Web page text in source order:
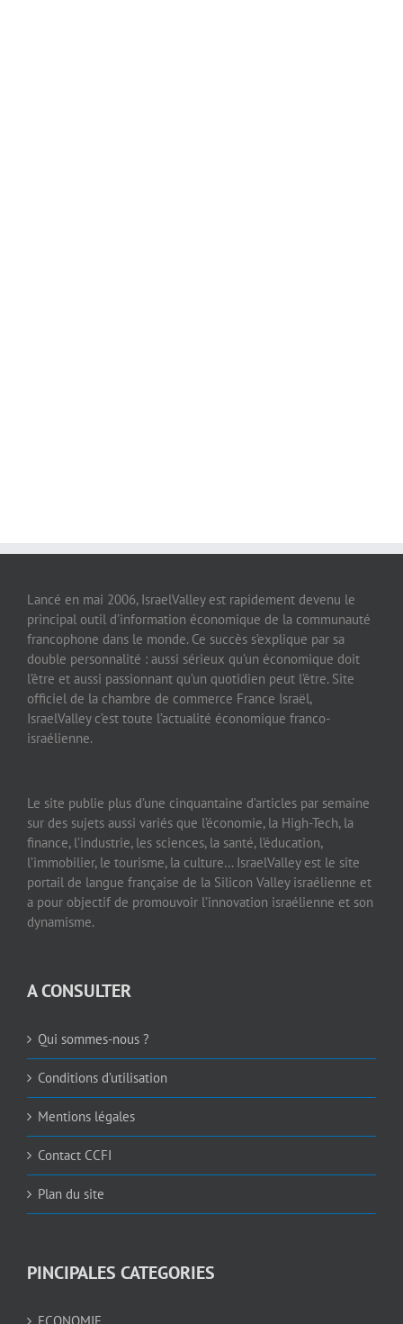
Lancé en mai 2006, IsraelValley est rapidement devenu le
principal outil d’information économique de la communauté
francophone dans le monde. Ce succès s’explique par sa
double personnalité : aussi sérieux qu’un économique doit
l’être et aussi passionnant qu’un quotidien peut l’être. Site
officiel de la chambre de commerce France Israël,
IsraelValley c’est toute l’actualité économique franco-
israélienne.
Le site publie plus d’une cinquantaine d’articles par semaine
sur des sujets aussi variés que l’économie, la High-Tech, la
finance, l’industrie, les sciences, la santé, l’éducation,
l’immobilier, le tourisme, la culture… IsraelValley est le site
portail de langue française de la Silicon Valley israélienne et
a pour objectif de promouvoir l’innovation israélienne et son
dynamisme.
A CONSULTER
Qui sommes-nous ?
Conditions d’utilisation
Mentions légales
Contact CCFI
Plan du site
PINCIPALES CATEGORIES